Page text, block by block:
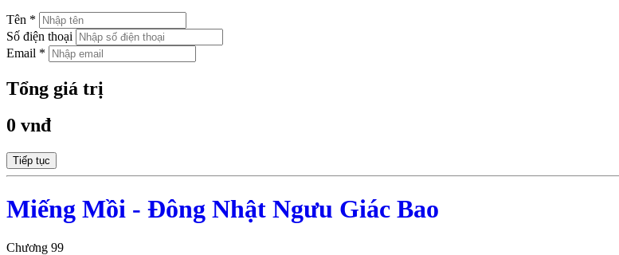
Tên *
Số điện thoại
Email *
Tổng giá trị
0 vnđ
Tiếp tục
Miếng Mồi - Đông Nhật Ngưu Giác Bao
Chương 99